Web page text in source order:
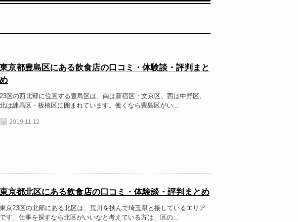
東京都豊島区にある飲食店の口コミ・体験談・評判まと
め
23区の西北部に位置する豊島区は、南は新宿区・文京区、西は中野区、
北は練馬区・板橋区に囲まれています。働くなら豊島区がい...
2019.11.12
東京都北区にある飲食店の口コミ・体験談・評判まとめ
東京23区の北部にある北区は、荒川を挟んで埼玉県と接しているエリア
です。仕事を探すなら北区がいいなと考えている方は、区の...